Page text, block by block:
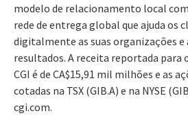
modelo de relacionamento local
rede de entrega global que ajuda os
digitalmente as suas organizações e
resultados. A receita reportada para
CGI é de CA$15,91 mil milhões e as
cotadas na TSX (GIB.A) e na NYSE
cgi.com.